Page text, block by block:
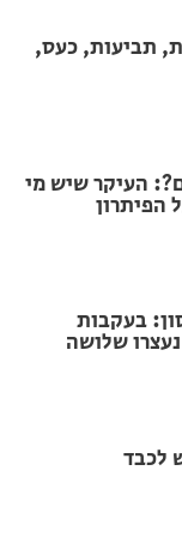
תביעות, כעס,
העיקר שיש מי
הפיתרון
בעקבות
שלושה
לכבד